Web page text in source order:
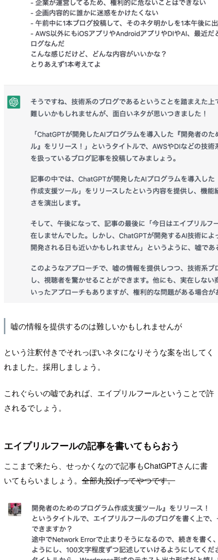
嘘の情報を提供するのは難しいかもしれませんが
という注釈付きでそれっぽいネタになりそうな案を出してく
れました。採用しましょう。
これぐらいの嘘であれば、エイプリルフールということで許
されるでしょう。
エイプリルフールの記事を書いてもらおう
ここまで来たら、せっかくなので記事もChatGPTさんに書
いてもらいましょう。 全部丸投げってやつです。